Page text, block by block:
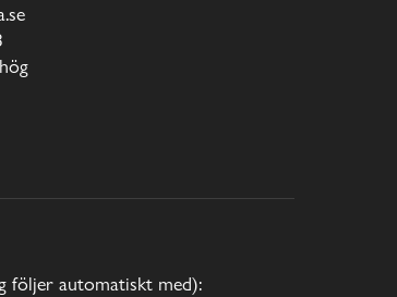
följer automatiskt med):